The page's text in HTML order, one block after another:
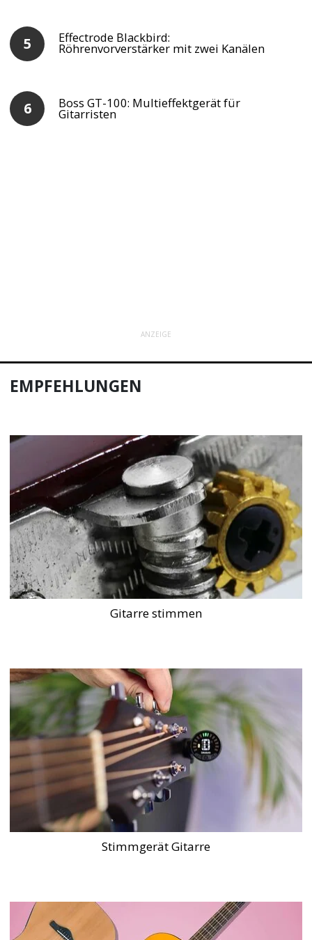
Effectrode Blackbird:
Röhrenvorverstärker mit zwei Kanälen
Boss GT-100: Multieffektgerät für
Gitarristen
ANZEIGE
EMPFEHLUNGEN
Gitarre stimmen
Stimmgerät Gitarre